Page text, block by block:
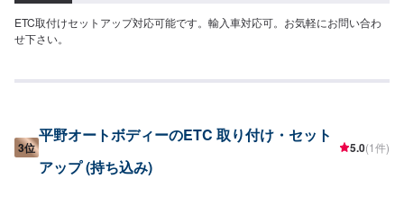
ETC取付けセットアップ対応可能です。輸入車対応可。お気軽にお問い合わ
せ下さい。
3位
平野オートボディーのETC 取り付け・セット
アップ (持ち込み)
5.0(1件)